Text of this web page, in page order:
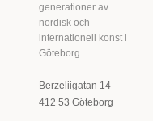
generationer av
nordisk och
internationell konst i
Göteborg.
Berzeliigatan 14
412 53 Göteborg